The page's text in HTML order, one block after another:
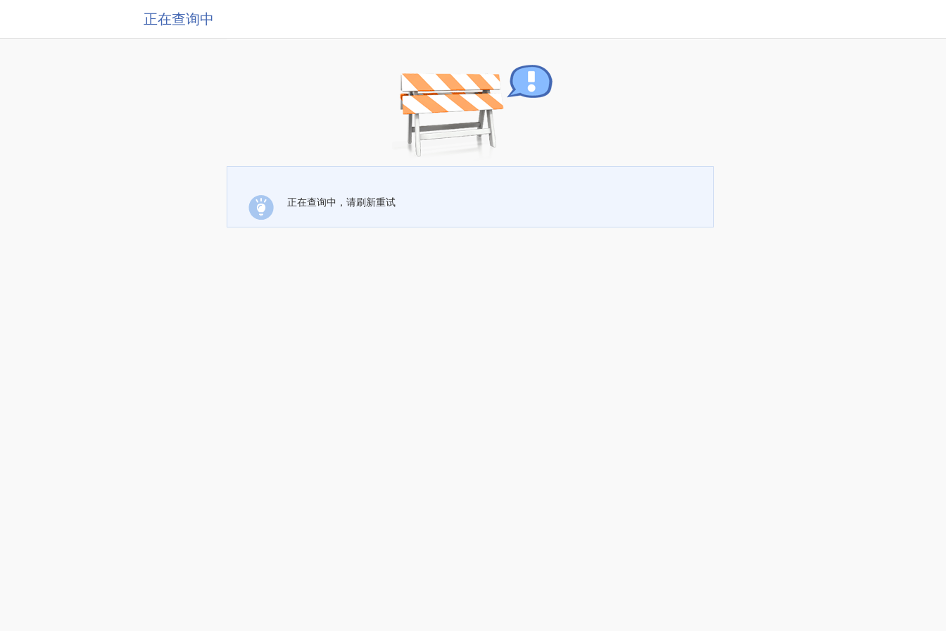
正在查询中
正在查询中，请刷新重试